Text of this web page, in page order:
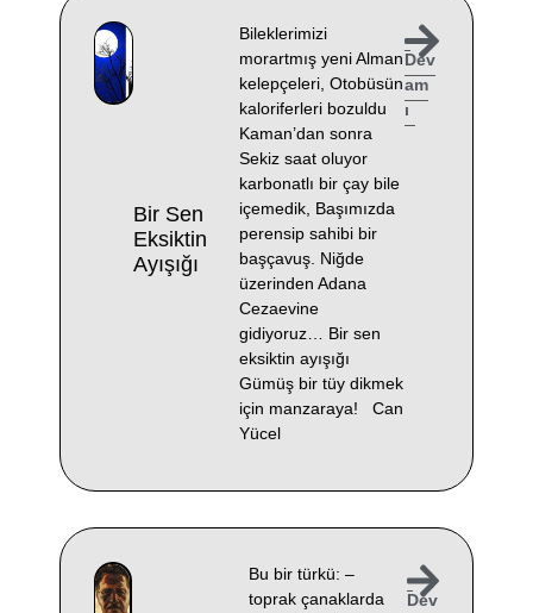
Bir Sen
Eksiktin
Ayışığı
Bileklerimizi
morartmış yeni Alman
kelepçeleri, Otobüsün
kaloriferleri bozuldu
Kaman’dan sonra
Sekiz saat oluyor
karbonatlı bir çay bile
içemedik, Başımızda
perensip sahibi bir
başçavuş. Niğde
üzerinden Adana
Cezaevine
gidiyoruz… Bir sen
eksiktin ayışığı
Gümüş bir tüy dikmek
için manzaraya! Can
Yücel
Dev
am
ı
Bu bir türkü: –
toprak çanaklarda
Dev